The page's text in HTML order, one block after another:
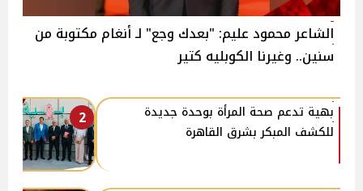
الشاعر محمود عليم: "بعدك وجع" لـ أنغام مكتوبة من
سنين.. وغيرنا الكوبليه كتير
2
بهية تدعم صحة المرأة بوحدة جديدة
للكشف المبكر بشرق القاهرة